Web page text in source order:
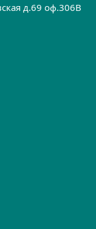
д.69 оф.306B